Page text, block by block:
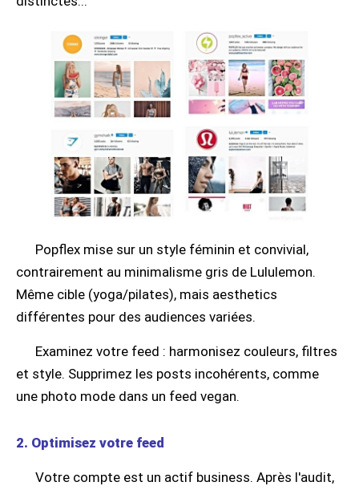
Popflex mise sur un style féminin et convivial,
contrairement au minimalisme gris de Lululemon.
Même cible (yoga/pilates), mais aesthetics
différentes pour des audiences variées.
Examinez votre feed : harmonisez couleurs, filtres
et style. Supprimez les posts incohérents, comme
une photo mode dans un feed vegan.
2. Optimisez votre feed
Votre compte est un actif business. Après l'audit,